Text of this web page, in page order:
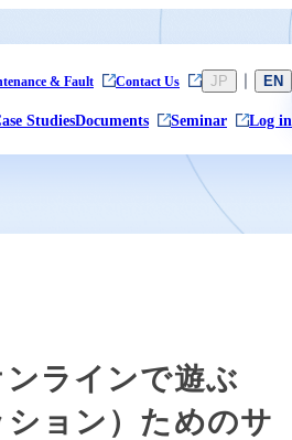
& Fault Contact Us JP EN
StudiesDocuments Seminar Log in
ラインで遊ぶ
ション）ためのサ